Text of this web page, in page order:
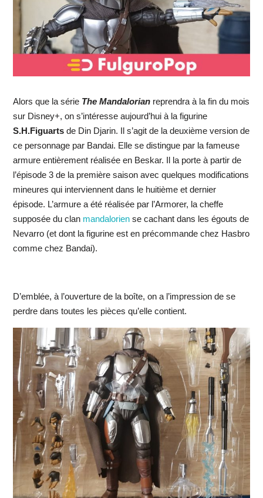
Alors que la série The Mandalorianreprendra à la fin du mois
sur Disney+, on s’intéresse aujourd’hui à la figurine
S.H.Figuartsde Din Djarin. Il s’agit de la deuxième version de
ce personnage par Bandai. Elle se distingue par la fameuse
armure entièrement réalisée en Beskar. Il la porte à partir de
l’épisode 3 de la première saison avec quelques modifications
mineures qui interviennent dans le huitième et dernier
épisode. L’armure a été réalisée par l’Armorer, la cheffe
supposée du clan mandaloriense cachant dans les égouts de
Nevarro (et dont la figurine est en précommande chez Hasbro
comme chez Bandai).
D’emblée, à l’ouverture de la boîte, on a l’impression de se
perdre dans toutes les pièces qu’elle contient.